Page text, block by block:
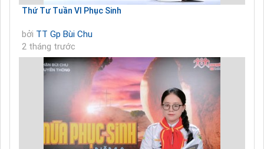
Thứ Tư Tuần VI Phục Sinh
bởi TT Gp Bùi Chu
2 tháng trước